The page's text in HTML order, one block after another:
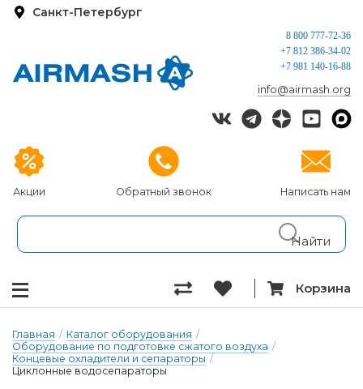
Санкт-Петербург
Акции Обратный звонок Написать нам
8 800 777-72-36
+7 812 386-34-02
+7 981 140-16-88
info@airmash.org
Корзина
Главная / Каталог оборудования /
Оборудование по подготовке сжатого воздуха /
Концевые охладители и сепараторы /
Циклонные водосепараторы